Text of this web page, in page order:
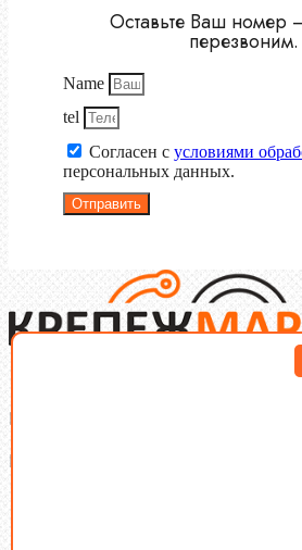
Оставьте Ваш номер
перезвоним.
Name
tel
Согласен с условиями
персональных данных.
Отправить
Крепеж-Маркет оптовая продажа
Производство и оптовая продажа